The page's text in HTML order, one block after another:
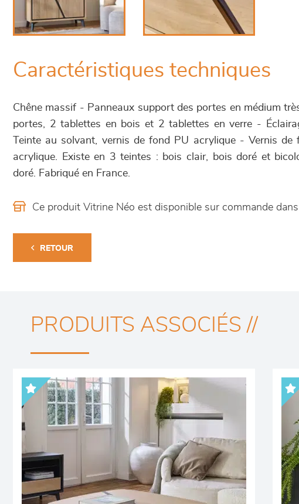
Caractéristiques techniques
Chêne massif - Panneaux support des portes en médium
portes, 2 tablettes en bois et 2 tablettes en verre -
Teinte au solvant, vernis de fond PU acrylique - Vernis
acrylique. Existe en 3 teintes : bois clair, bois doré et
doré. Fabriqué en France.
Ce produit Vitrine Néo est disponible sur commande
RETOUR
PRODUITS ASSOCIÉS //